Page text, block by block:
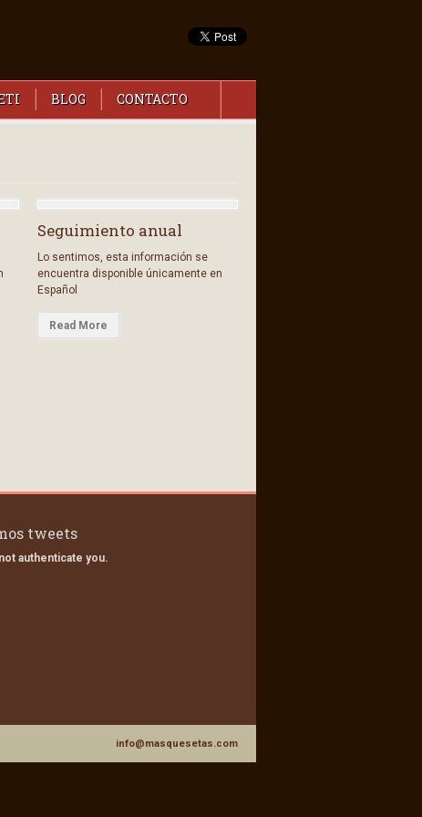
BLOG CONTACTO
Seguimiento anual
Lo sentimos, esta información se
encuentra disponible únicamente en
Español
Read More
tweets
authenticate you.
info@masquesetas.com